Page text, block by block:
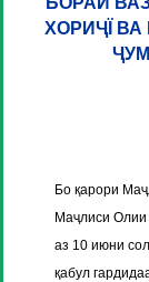
ХОРИҶЇ
Бо қарори
Маҷлиси Олии
аз 10 июни
қабул